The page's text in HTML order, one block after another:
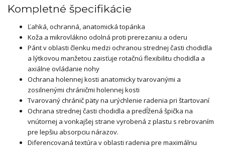
Kompletné špecifikácie
Ľahká, ochranná, anatomická topánka
Koža a mikrovlákno odolná proti prerezaniu a oderu
Pánt v oblasti členku medzi ochranou strednej časti chodidla
a lýtkovou manžetou zaisťuje rotačnú flexibilitu chodidla a
axiálne ovládanie nohy
Ochrana holennej kosti anatomicky tvarovanými a
zosilnenými chráničmi holennej kosti
Tvarovaný chránič päty na urýchlenie radenia pri štartovaní
Ochrana strednej časti chodidla a predĺžená špička na
vnútornej a vonkajšej strane vyrobená z plastu s rebrovaním
pre lepšiu absorpciu nárazov.
Diferencovaná textúra v oblasti radenia pre maximálnu